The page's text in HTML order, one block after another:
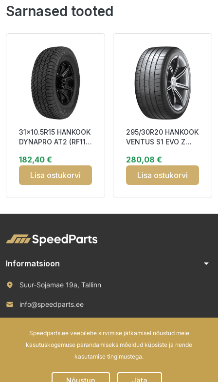
Sarnased tooted
31x10.5R15 HANKOOK
DYNAPRO AT2 (RF11)
3PMSF
182,40 €
Lisa ostukorvi
295/30R20 HANKOOK
VENTUS S1 EVO Z
CAB75
280,08 €
Lisa ostukorvi
Informatsioon arrow_drop_down
Suur-Sojamae 19a, Tallinn
info@speedparts.ee
Speedparts.ee veebilehe sirvimise jätkamisel nõustud meie
kasutuskogemuse parandamiseks mõeldud küpsiste ja nende
kasutamise tingimustega.
Nõustun Jäta